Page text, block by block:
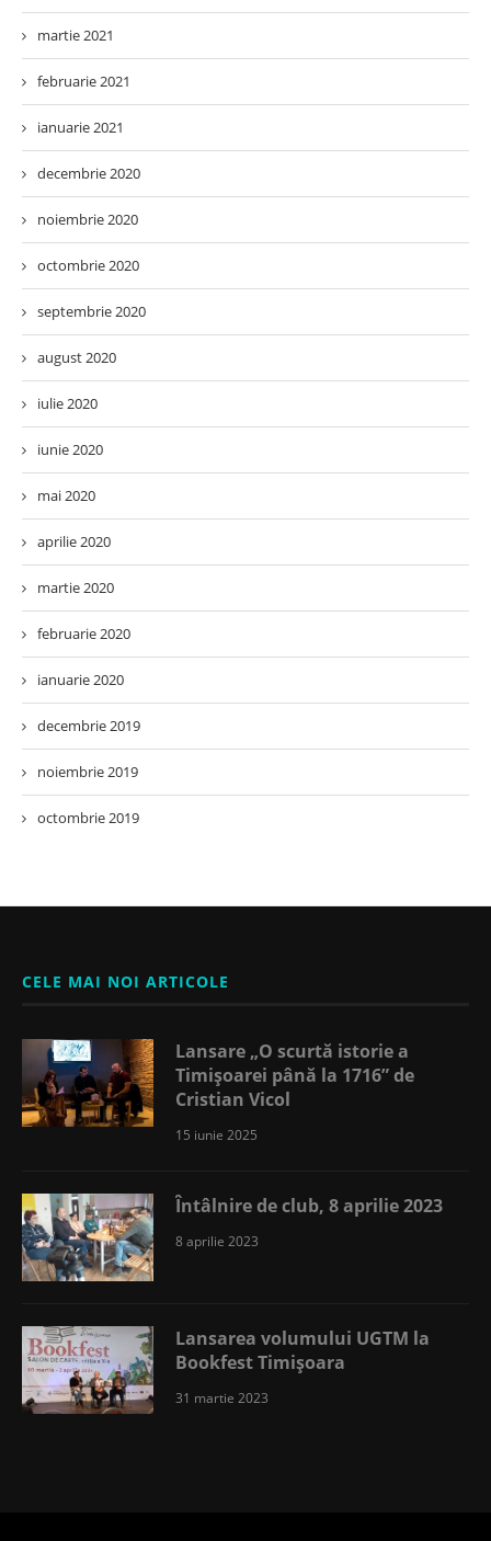
martie 2021
februarie 2021
ianuarie 2021
decembrie 2020
noiembrie 2020
octombrie 2020
septembrie 2020
august 2020
iulie 2020
iunie 2020
mai 2020
aprilie 2020
martie 2020
februarie 2020
ianuarie 2020
decembrie 2019
noiembrie 2019
octombrie 2019
CELE MAI NOI ARTICOLE
Lansare „O scurtă istorie a
Timișoarei până la 1716” de
Cristian Vicol
15 iunie 2025
Întâlnire de club, 8 aprilie 2023
8 aprilie 2023
Lansarea volumului UGTM la
Bookfest Timișoara
31 martie 2023